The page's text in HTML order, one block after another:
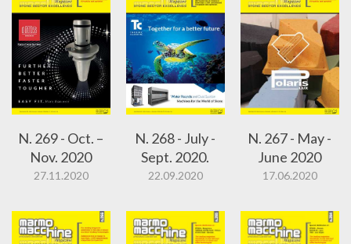
N. 269 - Oct. –
Nov. 2020
27.11.2020
N. 268 - July -
Sept. 2020.
22.09.2020
N. 267 - May -
June 2020
17.06.2020